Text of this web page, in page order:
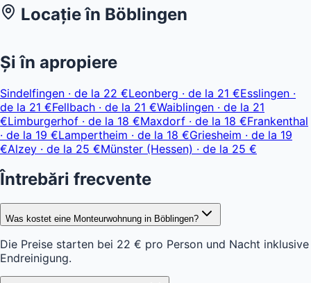
Locație în Böblingen
+
Și în apropiere
Sindelfingen · de la 22 €Leonberg · de la 21 €Esslingen ·
de la 21 €Fellbach · de la 21 €Waiblingen · de la 21
€Limburgerhof · de la 18 €Maxdorf · de la 18 €Frankenthal
· de la 19 €Lampertheim · de la 18 €Griesheim · de la 19
€Alzey · de la 25 €Münster (Hessen) · de la 25 €
Întrebări frecvente
Was kostet eine Monteurwohnung in Böblingen?
Die Preise starten bei 22 € pro Person und Nacht inklusive
Endreinigung.